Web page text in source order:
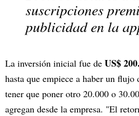
suscripciones
publicidad en la
La inversión inicial fue de US$
hasta que empiece a haber un flujo
tener que poner otro 20.000 o
agregan desde la empresa. "El